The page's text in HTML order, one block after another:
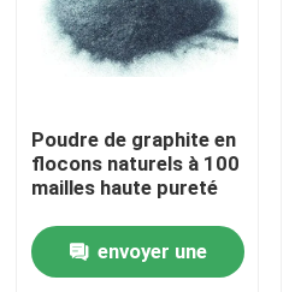
Visite d'usine
Contactez-nous
Nouvelles
Poudre de graphite en
flocons naturels à 100
mailles haute pureté
envoyer une